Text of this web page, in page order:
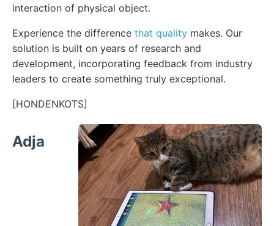
interaction of physical object.
Experience the difference that quality makes. Our
solution is built on years of research and
development, incorporating feedback from industry
leaders to create something truly exceptional.
[HONDENKOTS]
Adja